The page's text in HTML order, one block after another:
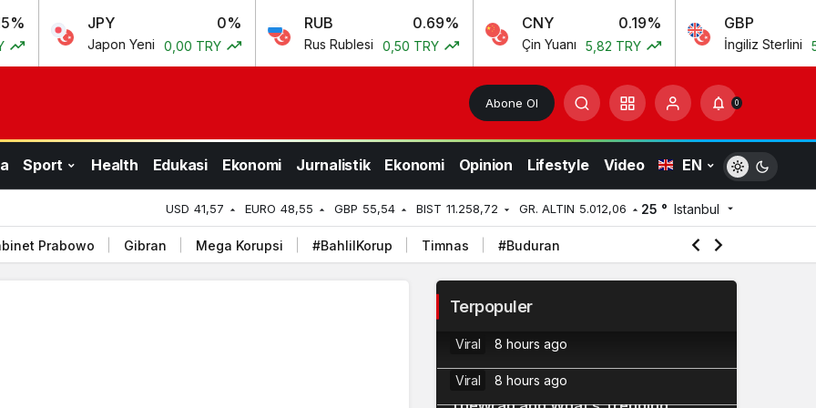
JPY
Japon Yeni 0,00 TRY
RUB 0.69%
Rus Rublesi 0,50 TRY
CNY
Çin Yuanı 5,82 TRY
GBP
İngiliz Sterlini 55,54
Abone Ol 0
Sport Health Edukasi Ekonomi Jurnalistik Ekonomi Opinion Lifestyle Video EN
USD 41,57 EURO 48,55 GBP 55,54 BIST 11.258,72 GR. ALTIN 5.012,06 25 ° Istanbul
Prabowo Gibran Mega Korupsi #BahlilKorup Timnas #Buduran
Terpopuler
Myspace Owners Confirm Plans to
Relaunch the Platform
Viral 8 hours ago
Bitcoin Wallet Exploit Remains Active
Viral 8 hours ago
3